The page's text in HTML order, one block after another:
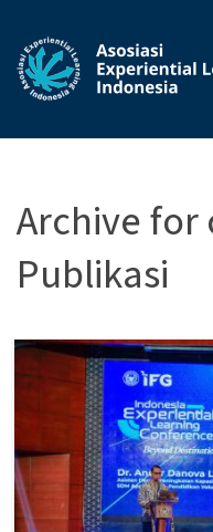
Archive for
Publikasi